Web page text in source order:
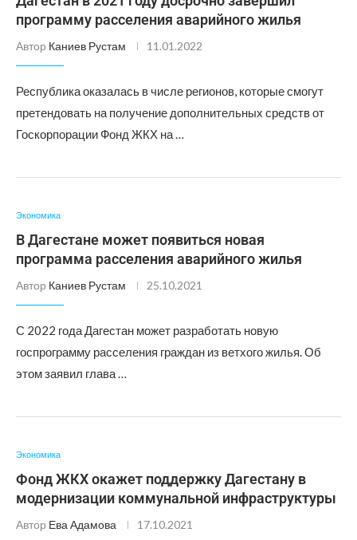
программу расселения аварийного жилья
Автор Каниев Рустам 11.01.2022
Республика оказалась в числе регионов, которые смогут
претендовать на получение дополнительных средств от
Госкорпорации Фонд ЖКХ на …
Экономика
В Дагестане может появиться новая
программа расселения аварийного жилья
Автор Каниев Рустам 25.10.2021
С 2022 года Дагестан может разработать новую
госпрограмму расселения граждан из ветхого жилья. Об
этом заявил глава …
Экономика
Фонд ЖКХ окажет поддержку Дагестану в
модернизации коммунальной инфраструктуры
Автор Ева Адамова 17.10.2021